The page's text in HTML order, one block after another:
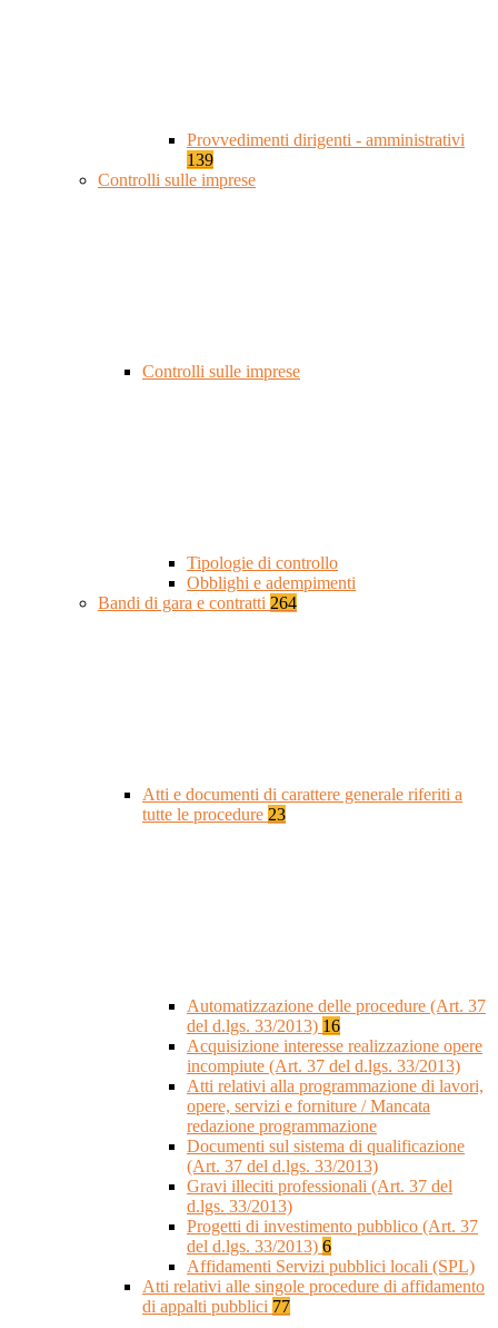
Provvedimenti dirigenti - amministrativi
139
Controlli sulle imprese
Controlli sulle imprese
Tipologie di controllo
Obblighi e adempimenti
Bandi di gara e contratti 264
Atti e documenti di carattere generale riferiti a
tutte le procedure 23
Automatizzazione delle procedure (Art. 37
del d.lgs. 33/2013) 16
Acquisizione interesse realizzazione opere
incompiute (Art. 37 del d.lgs. 33/2013)
Atti relativi alla programmazione di lavori,
opere, servizi e forniture / Mancata
redazione programmazione
Documenti sul sistema di qualificazione
(Art. 37 del d.lgs. 33/2013)
Gravi illeciti professionali (Art. 37 del
d.lgs. 33/2013)
Progetti di investimento pubblico (Art. 37
del d.lgs. 33/2013) 6
Affidamenti Servizi pubblici locali (SPL)
Atti relativi alle singole procedure di affidamento
di appalti pubblici 77